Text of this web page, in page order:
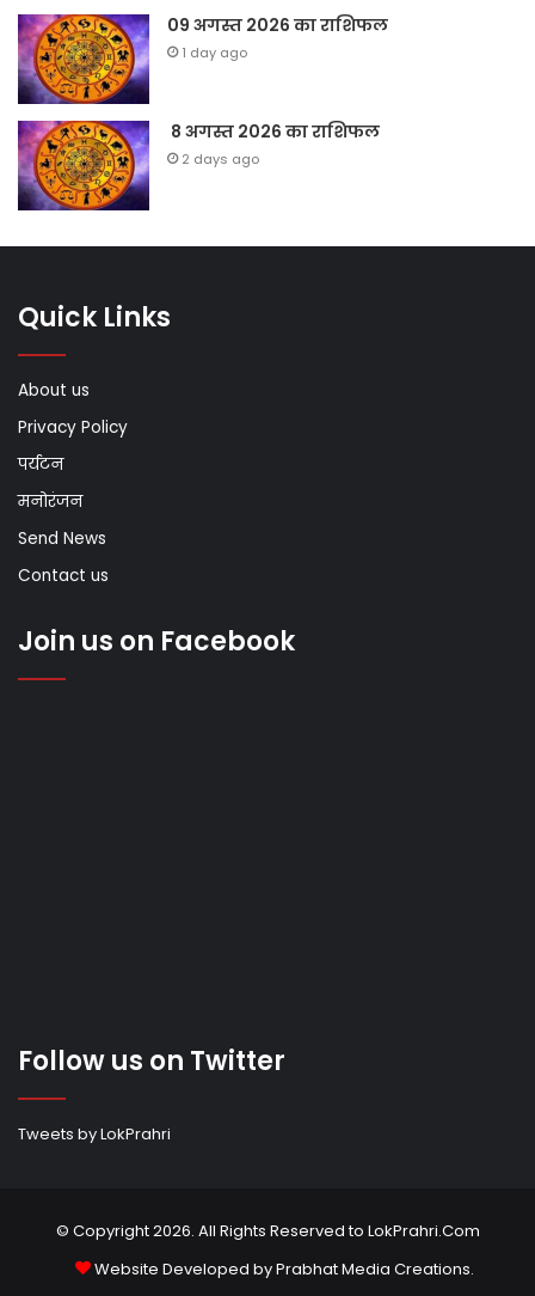
09 अगस्त 2026 का राशिफल
1 day ago
8 अगस्त 2026 का राशिफल
2 days ago
Quick Links
About us
Privacy Policy
पर्यटन
मनोरंजन
Send News
Contact us
Join us on Facebook
Follow us on Twitter
Tweets by LokPrahri
© Copyright 2026. All Rights Reserved to LokPrahri.Com
Website Developed byPrabhat Media Creations.